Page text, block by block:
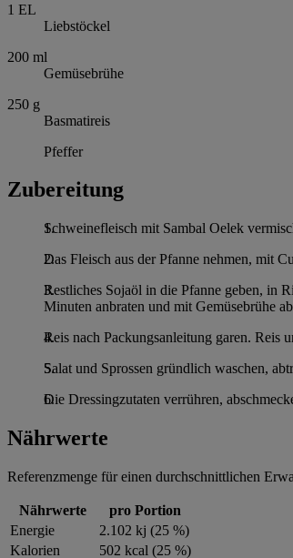
1 EL
Liebstöckel
200 ml
Gemüsebrühe
250 g
Basmatireis
Pfeffer
Zubereitung
Schweinefleisch mit Sambal Oelek
Das Fleisch aus der Pfanne nehmen, mit
Restliches Sojaöl in die Pfanne geben, in
Minuten anbraten und mit Gemüsebrühe
Reis nach Packungsanleitung garen. Reis
Salat und Sprossen gründlich waschen,
Die Dressingzutaten verrühren,
Nährwerte
Referenzmenge für einen durchschnittlichen
Nährwerte
pro Portion
Energie
2.102 kj (25 %)
Kalorien
502 kcal (25 %)